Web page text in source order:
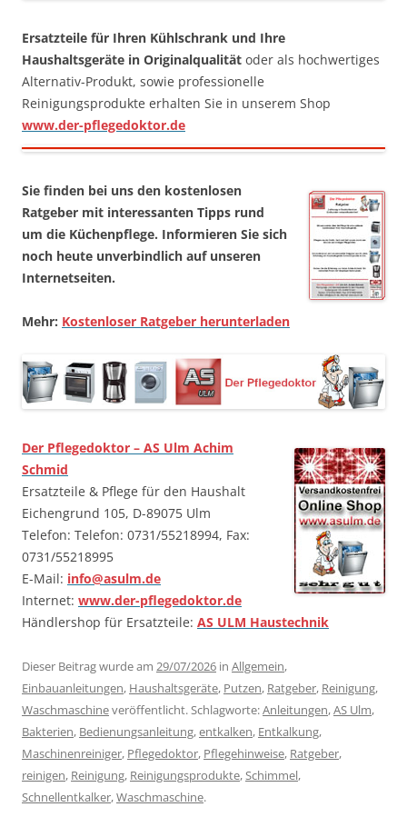
Ersatzteile für Ihren Kühlschrank und Ihre
Haushaltsgeräte in Originalqualität oder als hochwertiges
Alternativ-Produkt, sowie professionelle
Reinigungsprodukte erhalten Sie in unserem Shop
www.der-pflegedoktor.de
Sie finden bei uns den kostenlosen
Ratgeber mit interessanten Tipps rund
um die Küchenpflege. Informieren Sie sich
noch heute unverbindlich auf unseren
Internetseiten.
Mehr: Kostenloser Ratgeber herunterladen
Der Pflegedoktor – AS Ulm Achim
Schmid
Ersatzteile & Pflege für den Haushalt
Eichengrund 105, D-89075 Ulm
Telefon: Telefon: 0731/55218994, Fax:
0731/55218995
E-Mail: info@asulm.de
Internet: www.der-pflegedoktor.de
Händlershop für Ersatzteile: AS ULM Haustechnik
Dieser Beitrag wurde am 29/07/2026 in Allgemein,
Einbauanleitungen, Haushaltsgeräte, Putzen, Ratgeber, Reinigung,
Waschmaschineveröffentlicht. Schlagworte:Anleitungen,AS Ulm,
Bakterien, Bedienungsanleitung,entkalken, Entkalkung,
Maschinenreiniger, Pflegedoktor, Pflegehinweise, Ratgeber,
reinigen, Reinigung, Reinigungsprodukte,Schimmel,
Schnellentkalker,Waschmaschine.